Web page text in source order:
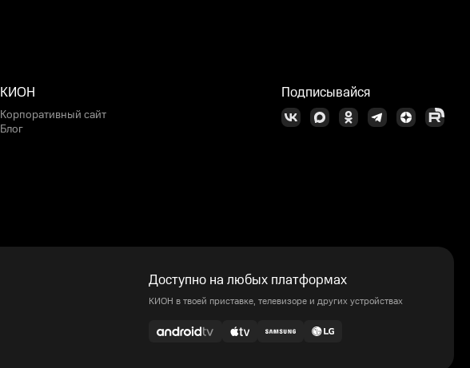
КИОН
Корпоративный сайт
Блог
Подписывайся
Доступно на любых платформах
КИОН в твоей приставке, телевизоре и других устройствах